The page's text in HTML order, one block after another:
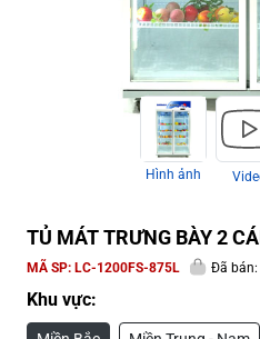
Hình ảnh
TỦ MÁT TRƯNG BÀY 2
MÃ SP: LC-1200FS-875L Đã bán:
Khu vực: